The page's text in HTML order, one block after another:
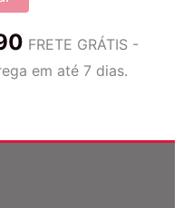
Faixa
de
através
FRETE GRÁTIS -
em até 7 dias.